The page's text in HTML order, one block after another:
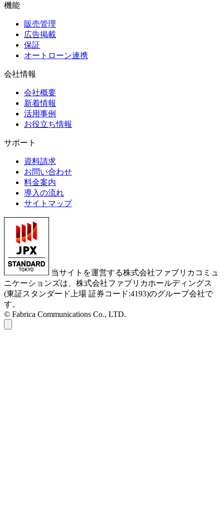
機能
販売管理
広告掲載
保証
オートローン連携
会社情報
会社概要
新着情報
活用事例
お役立ち情報
サポート
資料請求
お問い合わせ
料金案内
導入の流れ
サイトマップ
当サイトを運営する株式会社ファブリカコミュ
ニケーションズは、株式会社ファブリカホールディングス
(東証スタンダード上場 証券コード:4193)のグループ会社で
す。
© Fabrica Communications Co., LTD.